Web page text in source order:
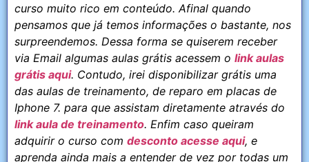
curso muito rico em conteúdo. Afinal quando
pensamos que já temos informações o bastante, nos
surpreendemos. Dessa forma se quiserem receber
via Email algumas aulas grátis acessem o link aulas
grátis aqui. Contudo, irei disponibilizar grátis uma
das aulas de treinamento, de reparo em placas de
Iphone 7. para que assistam diretamente através do
link aula de treinamento. Enfim caso queiram
adquirir o curso com desconto acesse aqui, e
aprenda ainda mais a entender de vez por todas um